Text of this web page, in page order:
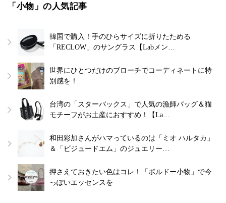
「小物」の人気記事
韓国で購入！手のひらサイズに折りたためる
「RECLOW」のサングラス【Labメン…
世界にひとつだけのブローチでコーディネートに特
別感を！
台湾の「スターバックス」で人気の漁師バッグ＆猫
モチーフがお土産におすすめ！【La…
和田彩加さんがハマっているのは「ミオ ハルタカ」
＆「ビジュードエム」のジュエリー…
押さえておきたい色はコレ！「ボルドー小物」で今
っぽいエッセンスを